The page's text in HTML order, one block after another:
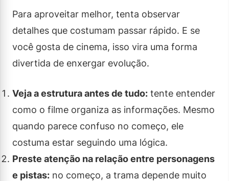
Para aproveitar melhor, tenta observar
detalhes que costumam passar rápido. E se
você gosta de cinema, isso vira uma forma
divertida de enxergar evolução.
Veja a estrutura antes de tudo: tente entender
como o filme organiza as informações. Mesmo
quando parece confuso no começo, ele
costuma estar seguindo uma lógica.
Preste atenção na relação entre personagens
e pistas: no começo, a trama depende muito